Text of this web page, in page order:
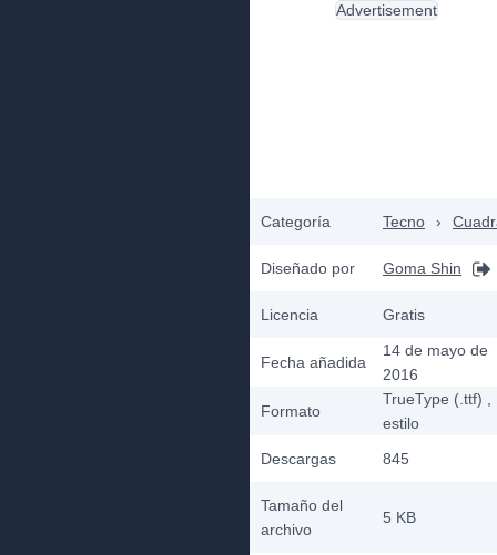
Categoría Tecno ›
Diseñado por Goma Shin
Licencia Gratis
Fecha añadida
14 de mayo de
2016
Formato
TrueType (.ttf)
estilo
Descargas
845
Tamaño del
archivo
5 KB
Advertisement